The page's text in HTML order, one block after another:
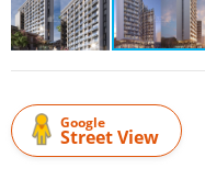
Google
Street View